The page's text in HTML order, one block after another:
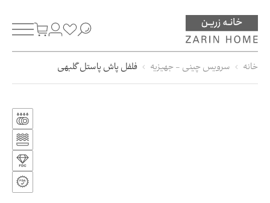
خانه سرویس چینی - جهیزیه فلفل پاش پاستل گلبهی